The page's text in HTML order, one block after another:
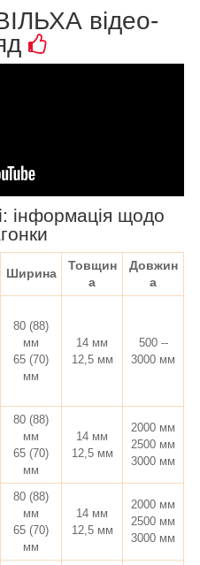
відео-
: інформація щодо
Ширина
Товщин
а
Довжин
а
80 (88)
мм
65 (70)
мм
14 мм
12,5 мм
500 --
3000 мм
80 (88)
мм
65 (70)
мм
14 мм
12,5 мм
2000 мм
2500 мм
3000 мм
80 (88)
мм
65 (70)
мм
14 мм
12,5 мм
2000 мм
2500 мм
3000 мм